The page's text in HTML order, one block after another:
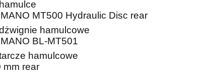
hamulce
MT500 Hydraulic Disc rear
hamulcowe
BL-MT501
hamulcowe
mm rear